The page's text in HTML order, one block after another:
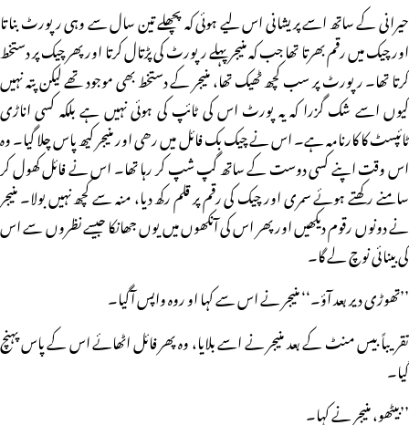
حیرانی کے ساتھ اسے پریشانی اس لیے ہوئی کہ پچھلے تین سال سے وہی رپورٹ بناتا
اور چیک میں رقم بھرتا تھا جب کہ منیجر پہلے رپورٹ کی پڑتال کرتا اور پھر چیک پر دستخط
کرتا تھا۔ رپورٹ پر سب کچھ ٹھیک تھا، منیجر کے دستخط بھی موجود تھے لیکن پتہ نہیں
کیوں اسے شک گزرا کہ یہ پورٹ اس کی ٹائپ کی ہوئی نہیں ہے بلکہ کسی اناڑی
ٹائپسٹ کا کارنامہ ہے۔ اس نے چیک بک فائل میں رھی اور منیجر کیھ پاس چلا گیا۔ وہ
اس وقت اپنے کسی دوست کے ساتھ گپ شپ کر رہا تھا۔ اس نے فائل کھول کر
سامنے رکھتے ہوئے سمری اور چیک کی رقم پر قلم رکھ دیا، منہ سے کچھ نہیں بولا۔ منیجر
نے دونوں رقوم دیکھیں اور پھر اس کی آنکھوں میں یوں جھانکا جیسے نظروں سے اس
کی بینائی نوچ لے گا۔
’’تھوڑی دیر بعد آؤ۔‘‘ منیجر نے اس سے کہا او روہ واپس آگیا۔
تقریباً بیس منٹ کے بعد منیجر نے اسے بلایا، وہ پھر فائل اٹھائے اس کے پاس پہنچ
گیا۔
’’بیٹھو، منیجر نے کہا۔